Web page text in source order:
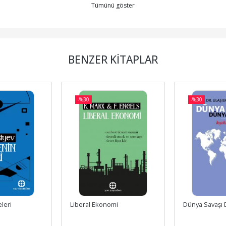
Tümünü göster
BENZER KITAPLAR
-%30
Dünya Savaşı Dünya Barışı
-%30
Dirlik